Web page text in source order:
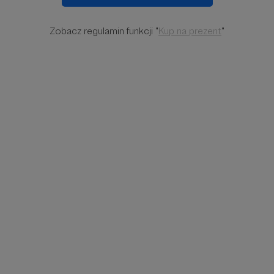
Zobacz regulamin funkcji "Kup na prezent"